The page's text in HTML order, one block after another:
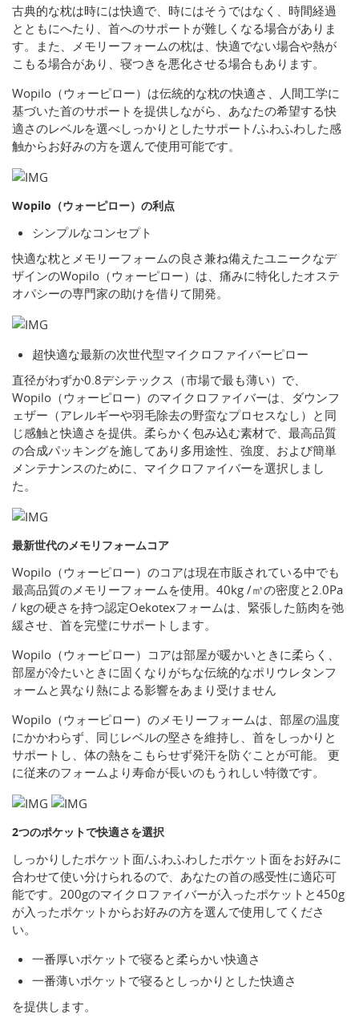
古典的な枕は時には快適で、時にはそうではなく、時間経過
とともにへたり、首へのサポートが難しくなる場合がありま
す。また、メモリーフォームの枕は、快適でない場合や熱が
こもる場合があり、寝つきを悪化させる場合もあります。
Wopilo（ウォーピロー）は伝統的な枕の快適さ、人間工学に
基づいた首のサポートを提供しながら、あなたの希望する快
適さのレベルを選べしっかりとしたサポート/ふわふわした感
触からお好みの方を選んで使用可能です。
Wopilo（ウォーピロー）の利点
シンプルなコンセプト
快適な枕とメモリーフォームの良さ兼ね備えたユニークなデ
ザインのWopilo（ウォーピロー）は、痛みに特化したオステ
オパシーの専門家の助けを借りて開発。
超快適な最新の次世代型マイクロファイバーピロー
直径がわずか0.8デシテックス（市場で最も薄い）で、
Wopilo（ウォーピロー）のマイクロファイバーは、ダウンフ
ェザー（アレルギーや羽毛除去の野蛮なプロセスなし）と同
じ感触と快適さを提供。柔らかく包み込む素材で、最高品質
の合成パッキングを施してあり多用途性、強度、および簡単
メンテナンスのために、マイクロファイバーを選択しまし
た。
最新世代のメモリフォームコア
Wopilo（ウォーピロー）のコアは現在市販されている中でも
最高品質のメモリーフォームを使用。40kg /㎥の密度と2.0Pa
/ kgの硬さを持つ認定Oekotexフォームは、緊張した筋肉を弛
緩させ、首を完璧にサポートします。
Wopilo（ウォーピロー）コアは部屋が暖かいときに柔らく、
部屋が冷たいときに固くなりがちな伝統的なポリウレタンフ
ォームと異なり熱による影響をあまり受けません
Wopilo（ウォーピロー）のメモリーフォームは、部屋の温度
にかかわらず、同じレベルの堅さを維持し、首をしっかりと
サポートし、体の熱をこもらせず発汗を防ぐことが可能。 更
に従来のフォームより寿命が長いのもうれしい特徴です。
2つのポケットで快適さを選択
しっかりしたポケット面/ふわふわしたポケット面をお好みに
合わせて使い分けられるので、あなたの首の感受性に適応可
能です。200gのマイクロファイバーが入ったポケットと450g
が入ったポケットからお好みの方を選んで使用してくださ
い。
一番厚いポケットで寝ると柔らかい快適さ
一番薄いポケットで寝るとしっかりとした快適さ
を提供します。